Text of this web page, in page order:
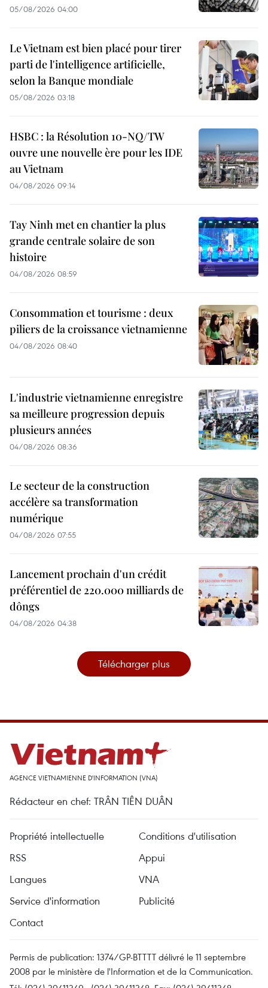
05/08/2026 04:00
Le Vietnam est bien placé pour tirer
parti de l'intelligence artificielle,
selon la Banque mondiale
05/08/2026 03:18
HSBC : la Résolution 10-NQ/TW
ouvre une nouvelle ère pour les IDE
au Vietnam
04/08/2026 09:14
Tay Ninh met en chantier la plus
grande centrale solaire de son
histoire
04/08/2026 08:59
Consommation et tourisme : deux
piliers de la croissance vietnamienne
04/08/2026 08:40
L'industrie vietnamienne enregistre
sa meilleure progression depuis
plusieurs années
04/08/2026 08:36
Le secteur de la construction
accélère sa transformation
numérique
04/08/2026 07:55
Lancement prochain d'un crédit
préférentiel de 220.000 milliards de
dôngs
04/08/2026 04:38
Télécharger plus
AGENCE VIETNAMIENNE D'INFORMATION (VNA)
Rédacteur en chef: TRÂN TIÊN DUÂN
Propriété intellectuelle
Conditions d'utilisation
RSS
Appui
Langues
VNA
Service d'information
Publicité
Contact
Permis de publication: 1374/GP-BTTTT délivré le 11 septembre
2008 par le ministère de l'Information et de la Communication.